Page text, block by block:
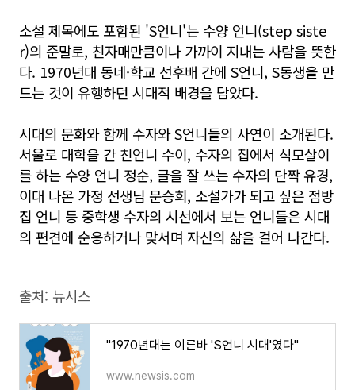
소설 제목에도 포함된 'S언니'는 수양 언니(step siste
r)의 준말로, 친자매만큼이나 가까이 지내는 사람을 뜻한
다. 1970년대 동네·학교 선후배 간에 S언니, S동생을 만
드는 것이 유행하던 시대적 배경을 담았다.
시대의 문화와 함께 수자와 S언니들의 사연이 소개된다.
서울로 대학을 간 친언니 수이, 수자의 집에서 식모살이
를 하는 수양 언니 정순, 글을 잘 쓰는 수자의 단짝 유경,
이대 나온 가정 선생님 문승희, 소설가가 되고 싶은 점방
집 언니 등 중학생 수자의 시선에서 보는 언니들은 시대
의 편견에 순응하거나 맞서며 자신의 삶을 걸어 나간다.
출처: 뉴시스
"1970년대는 이른바 'S언니 시대'였다"
www.newsis.com